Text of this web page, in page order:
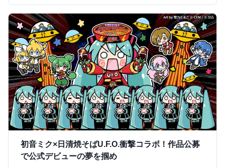
初音ミク×日清焼そばU.F.O.衝撃コラボ！作品公募
で公式デビューの夢を掴め